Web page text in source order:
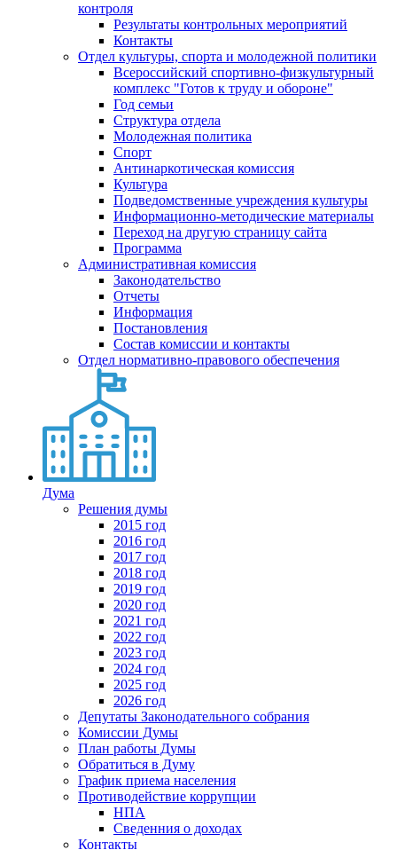
контроля
Результаты контрольных мероприятий
Контакты
Отдел культуры, спорта и молодежной политики
Всероссийский спортивно-физкультурный
комплекс "Готов к труду и обороне"
Год семьи
Структура отдела
Молодежная политика
Спорт
Антинаркотическая комиссия
Культура
Подведомственные учреждения культуры
Информационно-методические материалы
Переход на другую страницу сайта
Программа
Административная комиссия
Законодательство
Отчеты
Информация
Постановления
Состав комиссии и контакты
Отдел нормативно-правового обеспечения
Дума
Решения думы
2015 год
2016 год
2017 год
2018 год
2019 год
2020 год
2021 год
2022 год
2023 год
2024 год
2025 год
2026 год
Депутаты Законодательного собрания
Комиссии Думы
План работы Думы
Обратиться в Думу
График приема населения
Противодействие коррупции
НПА
Сведенния о доходах
Контакты